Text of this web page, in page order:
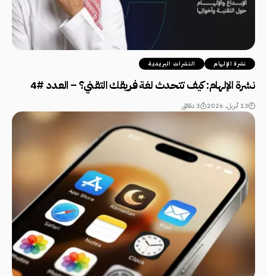
نشرة الإلهام النشرات البريدية
نشرة الإلهام: كيف تتحدث لغة فريقك التقني؟ – العدد #4
13 أبريل، 2026 3 دقائق